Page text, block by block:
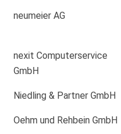
neumeier AG
nexit Computerservice
GmbH
Niedling & Partner GmbH
Oehm und Rehbein GmbH